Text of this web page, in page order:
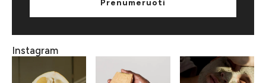
Prenumeruoti
Instagram